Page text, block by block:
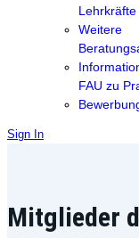
Lehrkräfte
Weitere
FAU zu
Sign In
Mitglieder